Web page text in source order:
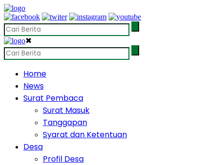
✖
Home
News
Surat Pembaca
Surat Masuk
Tanggapan
Syarat dan Ketentuan
Desa
Profil Desa